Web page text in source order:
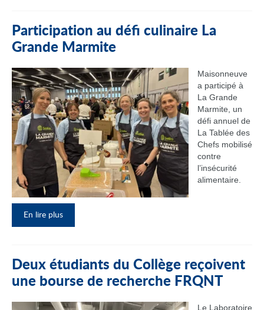
Participation au défi culinaire La
Grande Marmite
Maisonneuve
a participé à
La Grande
Marmite, un
défi annuel de
La Tablée des
Chefs mobilisé
contre
l’insécurité
alimentaire.
En lire plus
Deux étudiants du Collège reçoivent
une bourse de recherche FRQNT
Le Laboratoire